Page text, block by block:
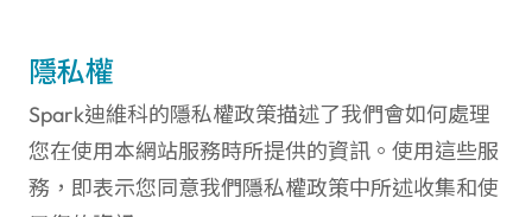
隱私權
Spark迪維科的隱私權政策描述了我們會如何處理
您在使用本網站服務時所提供的資訊。使用這些服
務，即表示您同意我們隱私權政策中所述收集和使